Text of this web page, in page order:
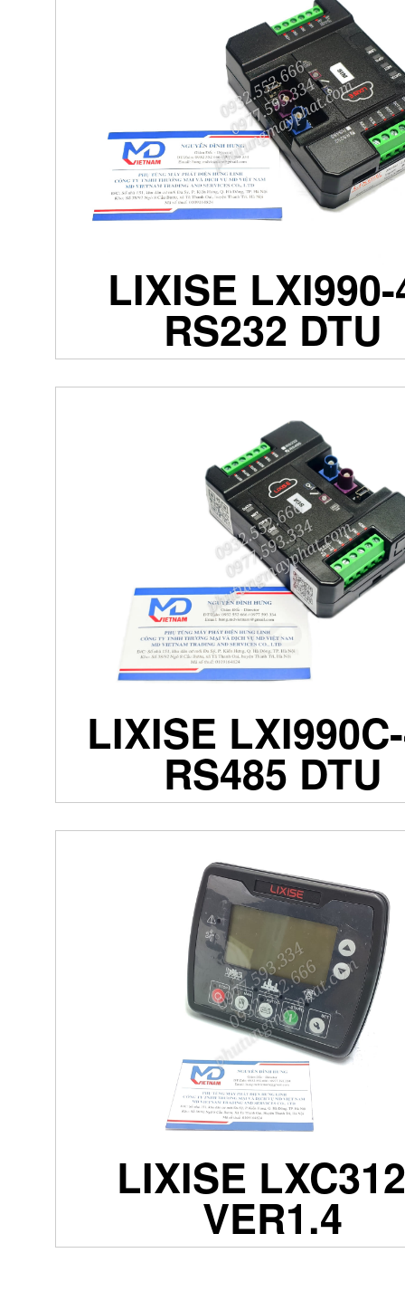
LIXISE
RS232 DTU
LIXISE
RS485 DTU
LIXISE
VER1.4